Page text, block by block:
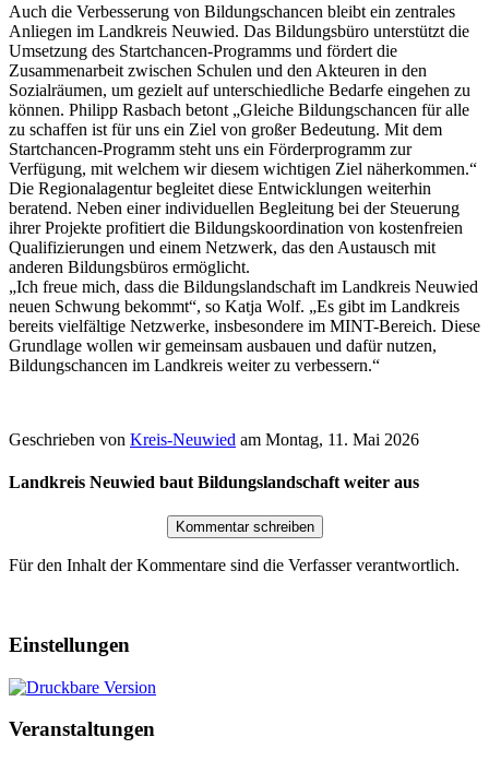
Auch die Verbesserung von Bildungschancen bleibt ein zentrales
Anliegen im Landkreis Neuwied. Das Bildungsbüro unterstützt die
Umsetzung des Startchancen-Programms und fördert die
Zusammenarbeit zwischen Schulen und den Akteuren in den
Sozialräumen, um gezielt auf unterschiedliche Bedarfe eingehen zu
können. Philipp Rasbach betont „Gleiche Bildungschancen für alle
zu schaffen ist für uns ein Ziel von großer Bedeutung. Mit dem
Startchancen-Programm steht uns ein Förderprogramm zur
Verfügung, mit welchem wir diesem wichtigen Ziel näherkommen.“
Die Regionalagentur begleitet diese Entwicklungen weiterhin
beratend. Neben einer individuellen Begleitung bei der Steuerung
ihrer Projekte profitiert die Bildungskoordination von kostenfreien
Qualifizierungen und einem Netzwerk, das den Austausch mit
anderen Bildungsbüros ermöglicht.
„Ich freue mich, dass die Bildungslandschaft im Landkreis Neuwied
neuen Schwung bekommt“, so Katja Wolf. „Es gibt im Landkreis
bereits vielfältige Netzwerke, insbesondere im MINT-Bereich. Diese
Grundlage wollen wir gemeinsam ausbauen und dafür nutzen,
Bildungschancen im Landkreis weiter zu verbessern.“
Geschrieben von Kreis-Neuwied am Montag, 11. Mai 2026
Landkreis Neuwied baut Bildungslandschaft weiter aus
Für den Inhalt der Kommentare sind die Verfasser verantwortlich.
Einstellungen
Veranstaltungen